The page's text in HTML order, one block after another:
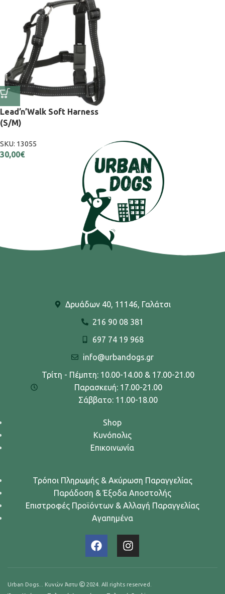
Lead’n’Walk Soft Harness
(S/M)
SKU: 13055
30,00€
Δρυάδων 40, 11146, Γαλάτσι
216 90 08 381
697 74 19 968
info@urbandogs.gr
Τρίτη - Πέμπτη: 10.00-14.00 & 17.00-21.00
Παρασκευή: 17.00-21.00
Σάββατο: 11.00-18.00
Shop
Κυνόπολις
Επικοινωνία
Τρόποι Πληρωμής & Ακύρωση Παραγγελίας
Παράδοση & Έξοδα Αποστολής
Επιστροφές Προϊόντων & Αλλαγή Παραγγελίας
Αγαπημένα
Urban Dogs... Κυνών Άστυ
2024. All rights reserved.